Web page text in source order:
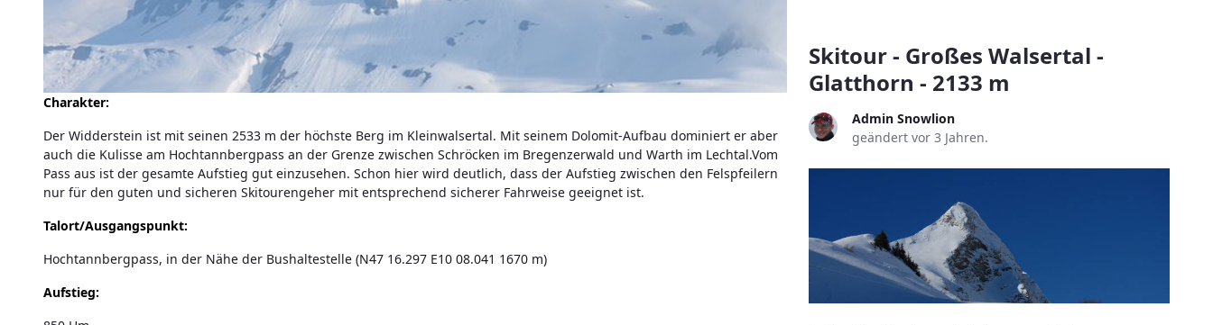
Charakter:
Der Widderstein ist mit seinen 2533 m der höchste Berg im Kleinwalsertal. Mit seinem Dolomit-Aufbau dominiert er aber
auch die Kulisse am Hochtannbergpass an der Grenze zwischen Schröcken im Bregenzerwald und Warth im Lechtal.Vom
Pass aus ist der gesamte Aufstieg gut einzusehen. Schon hier wird deutlich, dass der Aufstieg zwischen den Felspfeilern
nur für den guten und sicheren Skitourengeher mit entsprechend sicherer Fahrweise geeignet ist.
Talort/Ausgangspunkt:
Hochtannbergpass, in der Nähe der Bushaltestelle (N47 16.297 E10 08.041 1670 m)
Aufstieg:
Skitour - Großes Walsertal -
Glatthorn - 2133 m
Admin Snowlion
geändert vor 3 Jahren.